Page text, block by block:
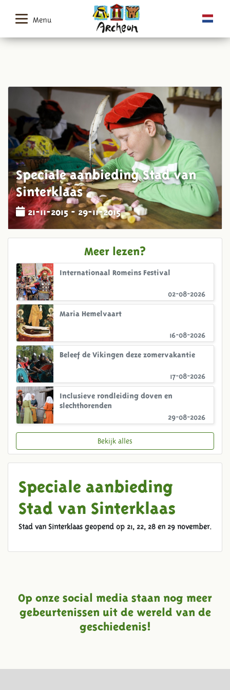
Menu
Speciale aanbieding Stad van
Sinterklaas
21-11-2015 - 29-11-2015
Speciale aanbieding
Stad van Sinterklaas
Stad van Sinterklaas geopend op 21, 22, 28 en 29 november.
Meer lezen?
02-08-2026
Internationaal Romeins Festival
16-08-2026
Maria Hemelvaart
17-08-2026
Beleef de Vikingen deze zomervakantie
29-08-2026
Inclusieve rondleiding doven en
slechthorenden
Bekijk alles
Op onze social media staan nog meer
gebeurtenissen uit de wereld van de
geschiedenis!